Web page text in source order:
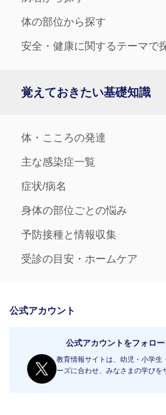
体の部位から探す
安全・健康に関するテーマで
覚えておきたい基礎知識
体・こころの発達
主な感染症一覧
症状/病名
身体の部位ごとの悩み
予防接種と情報収集
受診の目安・ホームケア
公式アカウント
公式アカウントをフォロー
教育情報サイトは、幼児・小学生
ーズに合わせ、みなさまの学びを